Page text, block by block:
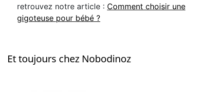
retrouvez notre article : Comment choisir une
gigoteuse pour bébé ?
Et toujours chez Nobodinoz